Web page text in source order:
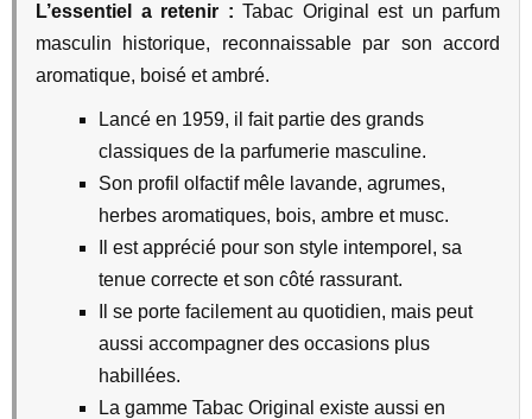
L’essentiel a retenir : Tabac Original est un parfum
masculin historique, reconnaissable par son accord
aromatique, boisé et ambré.
Lancé en 1959, il fait partie des grands
classiques de la parfumerie masculine.
Son profil olfactif mêle lavande, agrumes,
herbes aromatiques, bois, ambre et musc.
Il est apprécié pour son style intemporel, sa
tenue correcte et son côté rassurant.
Il se porte facilement au quotidien, mais peut
aussi accompagner des occasions plus
habillées.
La gamme Tabac Original existe aussi en